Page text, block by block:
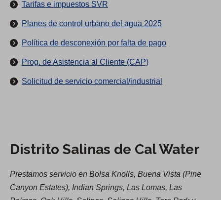
e
n
c
ó
n
i
t
r
Tarifas e impuestos SVR
Planes de control urbano del agua 2025
Política de desconexión por falta de pago
Prog. de Asistencia al Cliente (CAP)
Solicitud de servicio comercial/industrial
r
e
n
Distrito Salinas de Cal Water
Prestamos servicio en Bolsa Knolls, Buena Vista (Pine
Canyon Estates), Indian Springs, Las Lomas, Las